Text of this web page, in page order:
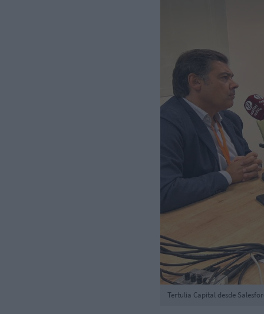
Tertulia Capital desde